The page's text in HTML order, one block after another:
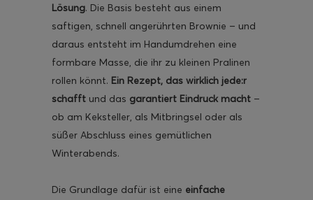
Eis am Stil
Lösung. Die Basis besteht aus einem
saftigen, schnell angerührten Brownie – und
daraus entsteht im Handumdrehen eine
formbare Masse, die ihr zu kleinen Pralinen
rollen könnt. Ein Rezept, das wirklich jede:r
schafft und das garantiert Eindruck macht –
ob am Keksteller, als Mitbringsel oder als
süßer Abschluss eines gemütlichen
Winterabends.
Die Grundlage dafür ist eine einfache